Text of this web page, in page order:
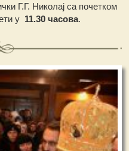
Г.Г. Николај са почетком
у 11.30 часова.